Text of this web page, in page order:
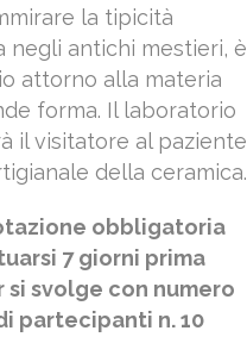
la tipicità
negli antichi mestieri, è
attorno alla materia
forma. Il laboratorio
il visitatore al paziente
della ceramica.
obbligatoria
7 giorni prima
si svolge con numero
partecipanti n. 10